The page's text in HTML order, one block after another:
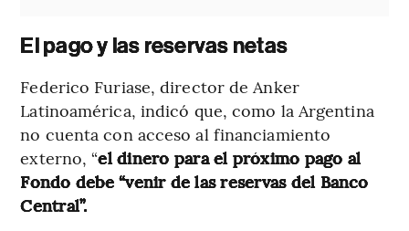
El pago y las reservas netas
Federico Furiase, director de Anker
Latinoamérica, indicó que, como la Argentina
no cuenta con acceso al financiamiento
externo, “el dinero para el próximo pago al
Fondo debe “venir de las reservas del Banco
Central”.